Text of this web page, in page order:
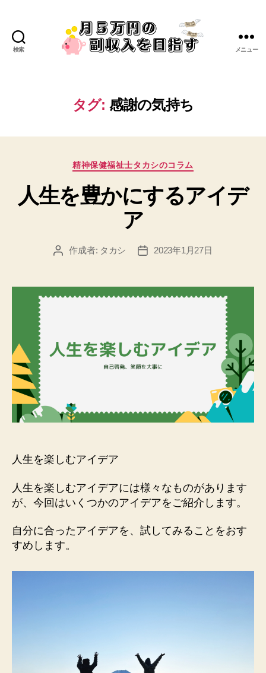
検索 メニュー
タグ: 感謝の気持ち
精神保健福祉士タカシのコラム
人生を豊かにするアイデ
ア
作成者: タカシ 2023年1月27日
人生を楽しむアイデア
人生を楽しむアイデアには様々なものがあります
が、今回はいくつかのアイデアをご紹介します。
自分に合ったアイデアを、試してみることをおす
すめします。